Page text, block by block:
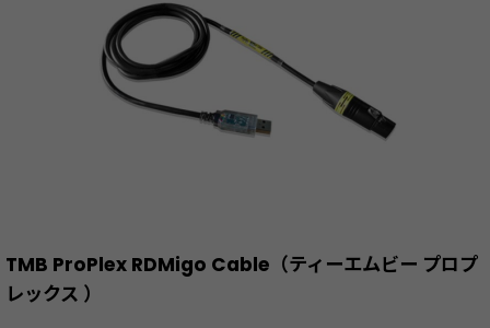
TMB ProPlex RDMigo Cable（ティーエムビー プロプ
レックス ）